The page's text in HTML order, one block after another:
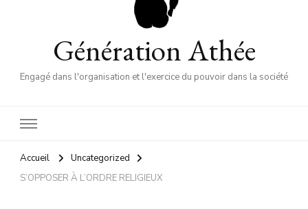
Génération Athée
Engagé dans l'organisation et l'exercice du pouvoir dans la société
Accueil
Uncategorized
S’OPPOSER À L’ORDRE RELIGIEUX